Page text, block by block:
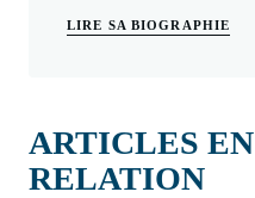
LIRE SA BIOGRAPHIE
ARTICLES EN
RELATION